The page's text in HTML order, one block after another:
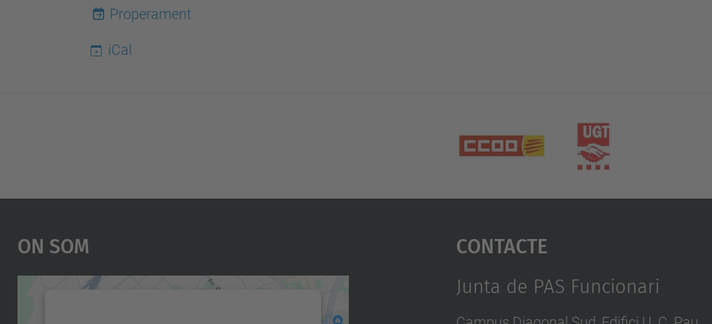
Properament
iCal
On Som Contacte
Junta de PAS Funcionari